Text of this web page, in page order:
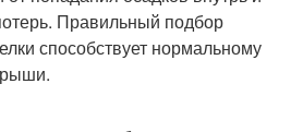
Правильный подбор
способствует нормальному